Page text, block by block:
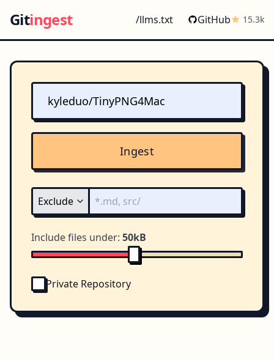
Gitingest /llms.txt GitHub 15.3k
Ingest
Include files under: 50kB
Private Repository